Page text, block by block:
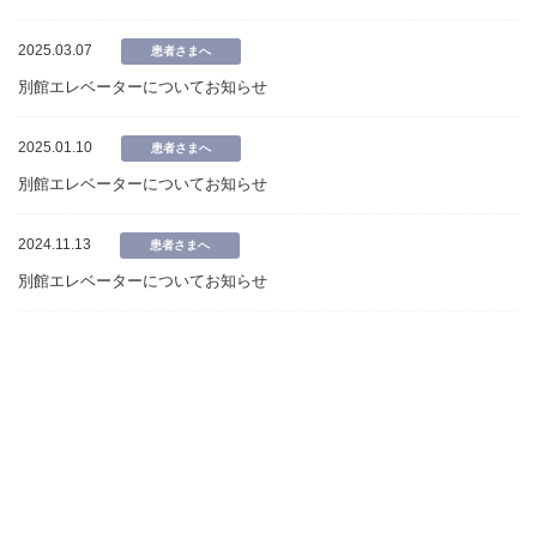
2025.03.07 患者さまへ
別館エレベーターについてお知らせ
2025.01.10 患者さまへ
別館エレベーターについてお知らせ
2024.11.13 患者さまへ
別館エレベーターについてお知らせ